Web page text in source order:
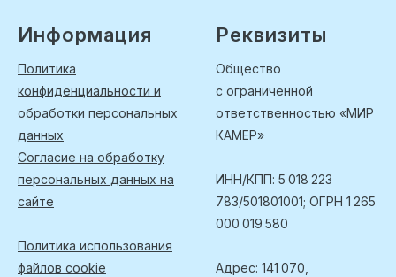
Информация
Политика
конфиденциальности и
обработки персональных
данных
Согласие на обработку
персональных данных на
сайте
Политика использования
файлов cookie
Реквизиты
Общество
с ограниченной
ответственностью «МИР
КАМЕР»
ИНН/КПП: 5 018 223
783/501801001; ОГРН 1 265
000 019 580
Адрес: 141 070,